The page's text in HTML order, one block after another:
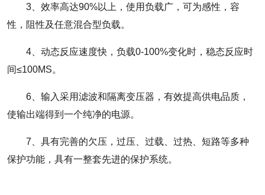
3、效率高达90%以上，使用负载广，可为感性，容
性，阻性及任意混合型负载。
4、动态反应速度快，负载0-100%变化时，稳态反应时
间≤100MS。
6、输入采用滤波和隔离变压器，有效提高供电品质，
使输出端得到一个纯净的电源。
7、具有完善的欠压，过压、过载、过热、短路等多种
保护功能，具有一整套先进的保护系统。